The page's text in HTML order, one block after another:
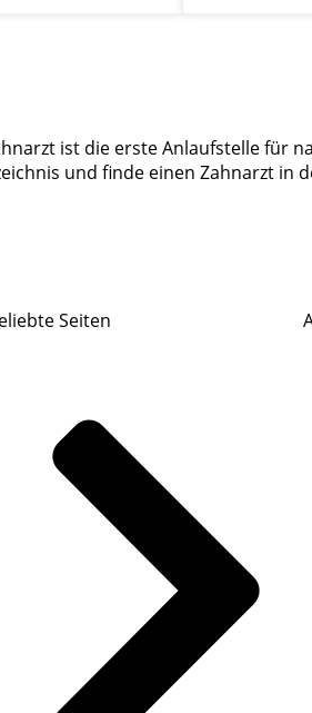
ist die erste Anlaufstelle für
und finde einen Zahnarzt in
Seiten